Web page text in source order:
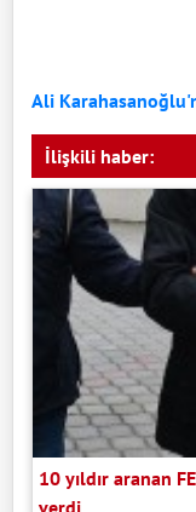
Ali
İlişkili haber:
10 yıldır aranan
verdi